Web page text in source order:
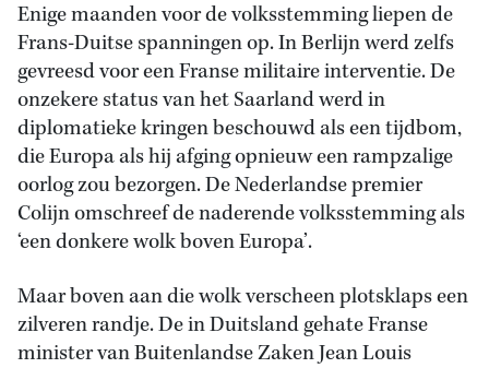
Enige maanden voor de volksstemming liepen de
Frans-Duitse spanningen op. In Berlijn werd zelfs
gevreesd voor een Franse militaire interventie. De
onzekere status van het Saarland werd in
diplomatieke kringen beschouwd als een tijdbom,
die Europa als hij afging opnieuw een rampzalige
oorlog zou bezorgen. De Nederlandse premier
Colijn omschreef de naderende volksstemming als
‘een donkere wolk boven Europa’.
Maar boven aan die wolk verscheen plotsklaps een
zilveren randje. De in Duitsland gehate Franse
minister van Buitenlandse Zaken Jean Louis